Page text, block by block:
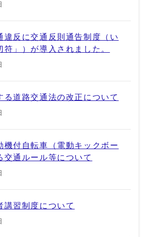
違反に交通反則通告制度（い
符」）が導入されました。
る道路交通法の改正について
機付自転車（電動キックボー
交通ルール等について
講習制度について